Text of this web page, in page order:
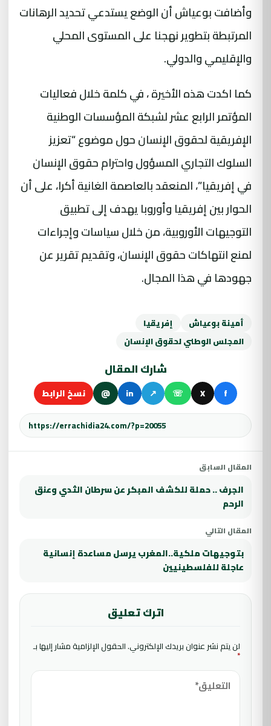
وأضافت بوعياش أن الوضع يستدعي تحديد الرهانات
المرتبطة بتطوير نهجنا على المستوى المحلي
والإقليمي والدولي.
كما اكدت هذه الأخيرة ، في كلمة خلال فعاليات
المؤتمر الرابع عشر لشبكة المؤسسات الوطنية
الإفريقية لحقوق الإنسان حول موضوع “تعزيز
السلوك التجاري المسؤول واحترام حقوق الإنسان
في إفريقيا”، المنعقد بالعاصمة الغانية أكرا، على أن
الحوار بين إفريقيا وأوروبا يهدف إلى تطبيق
التوجيهات الأوروبية، من خلال سياسات وإجراءات
لمنع انتهاكات حقوق الإنسان، وتقديم تقرير عن
جهودها في هذا المجال.
أمينة بوعياش
إفريقيا
المجلس الوطني لحقوق الإنسان
شارك المقال
f
X
☏
↗
in
@ نسخ الرابط
المقال السابق
الجرف .. حملة للكشف المبكر عن سرطان الثدي وعنق
الرحم
المقال التالي
بتوجيهات ملكية..المغرب يرسل مساعدة إنسانية
عاجلة للفلسطينيين
اترك تعليق
لن يتم نشر عنوان بريدك الإلكتروني.الحقول الإلزامية مشار إليها بـ
*